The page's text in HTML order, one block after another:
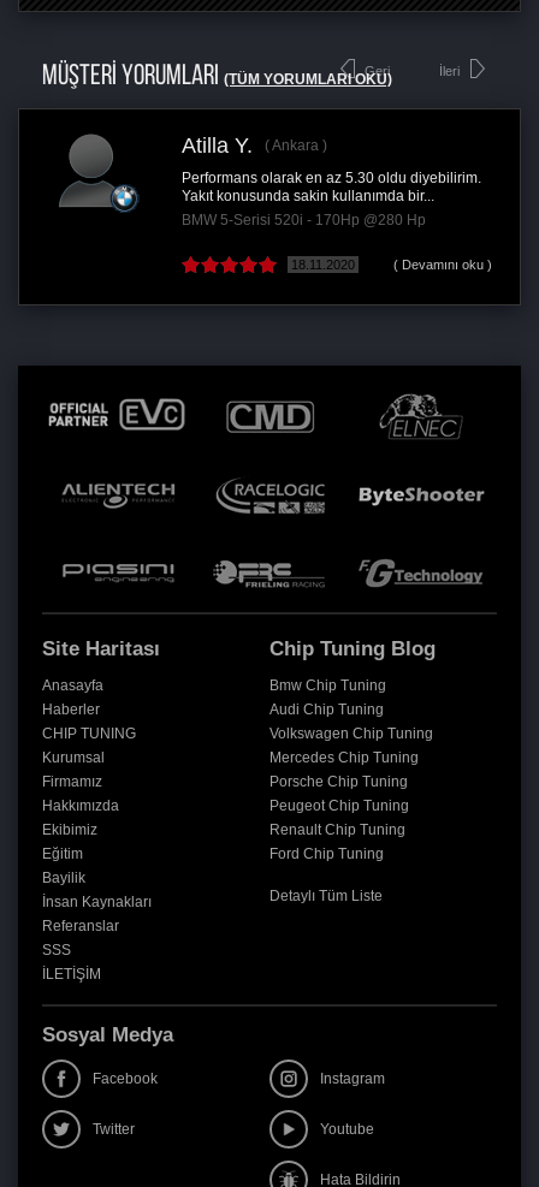
MÜŞTERİ YORUMLARI (TÜM YORUMLARI OKU)
Geri
Atilla Y.
Ankara
Performans olarak en az 5.30 oldu diyebilirim.
Yakıt konusunda sakin kullanımda bir...
BMW 5-Serisi 520i - 170Hp @280 Hp
18.11.2020 ( Devamını oku )
İleri
Site Haritası
Anasayfa
Haberler
CHIP TUNING
Kurumsal
Firmamız
Hakkımızda
Ekibimiz
Eğitim
Bayilik
İnsan Kaynakları
Referanslar
SSS
İLETİŞİM
Chip Tuning Blog
Bmw Chip Tuning
Audi Chip Tuning
Volkswagen Chip Tuning
Mercedes Chip Tuning
Porsche Chip Tuning
Peugeot Chip Tuning
Renault Chip Tuning
Ford Chip Tuning
Detaylı Tüm Liste
Sosyal Medya
Facebook Instagram
Twitter Youtube
Hata Bildirin